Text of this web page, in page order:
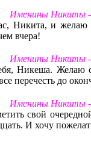
Именины Никиты -
Никита, и
вчера!
Именины Никиты -
Никеша. Желаю
перечесть до
Именины Никиты -
свой
И хочу